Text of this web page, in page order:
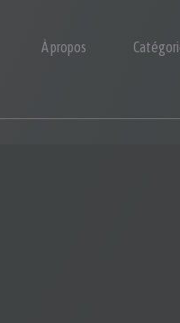
À propos